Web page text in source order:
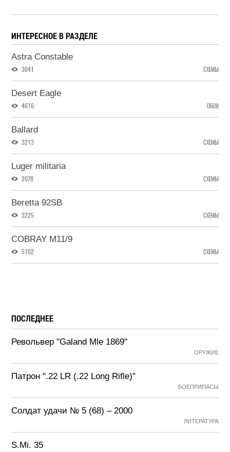
ИНТЕРЕСНОЕ В РАЗДЕЛЕ
Astra Constable
3041 СХЕМЫ
Desert Eagle
4616 ОБОИ
Ballard
3213 СХЕМЫ
Luger militaria
2078 СХЕМЫ
Beretta 92SB
3225 СХЕМЫ
COBRAY M11/9
5102 СХЕМЫ
ПОСЛЕДНЕЕ
Револьвер "Galand Mle 1869"
ОРУЖИЕ
Патрон ".22 LR (.22 Long Rifle)"
БОЕПРИПАСЫ
Солдат удачи № 5 (68) – 2000
ЛИТЕРАТУРА
S.Mi. 35